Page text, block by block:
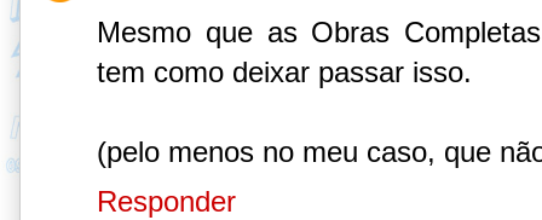
Mesmo que as Obras
tem como deixar passar isso.
(pelo menos no meu caso, que
Responder